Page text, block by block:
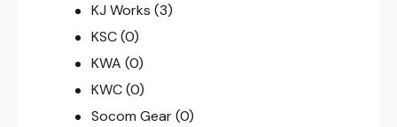
KJ Works (3)
KSC (0)
KWA (0)
KWC (0)
Socom Gear (0)